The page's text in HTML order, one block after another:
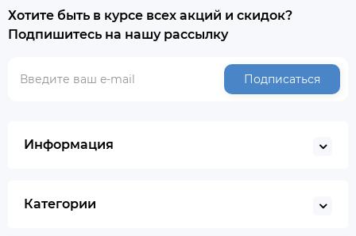
Хотите быть в курсе всех акций и скидок?
Подпишитесь на нашу рассылку
Подписаться
Информация
Категории